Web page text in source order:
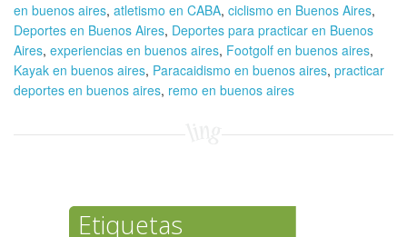
en buenos aires, atletismo en CABA, ciclismo en Buenos Aires,
Deportes en Buenos Aires, Deportes para practicar en Buenos
Aires, experiencias en buenos aires, Footgolf en buenos aires,
Kayak en buenos aires, Paracaidismo en buenos aires, practicar
deportes en buenos aires, remo en buenos aires
Etiquetas